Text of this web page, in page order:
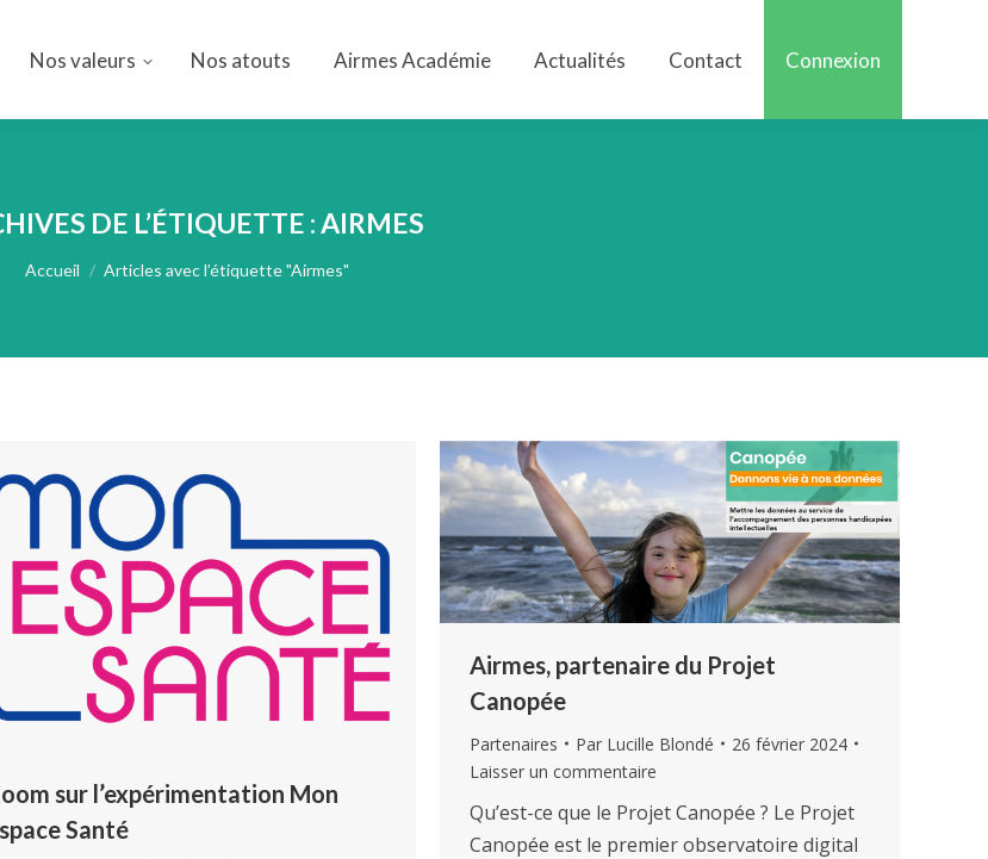
Nos valeurs Nos atouts Airmes Académie Actualités Contact Connexion
DE L’ÉTIQUETTE :AIRMES
Vous êtes ici :
Accueil Articles avec l’étiquette "Airmes"
sur l’expérimentation Mon
Santé
Airmes, partenaire du Projet
Canopée
Partenaires Par Lucille Blondé
26 février 2024
Laisser un commentaire
Qu’est-ce que le Projet Canopée ? Le Projet
Canopée est le premier observatoire digital